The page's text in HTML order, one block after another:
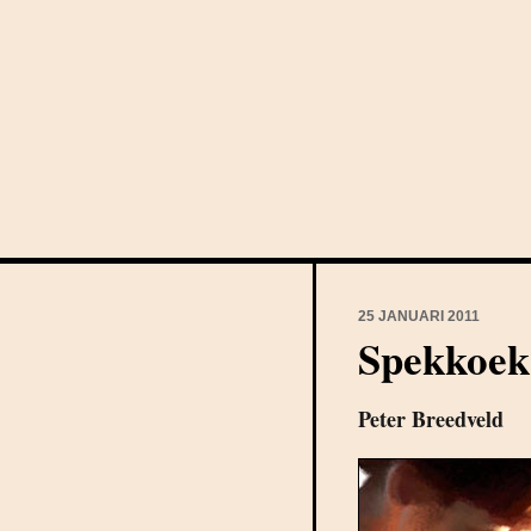
25 JANUARI 2011
Spekkoek
Peter Breedveld